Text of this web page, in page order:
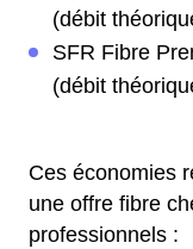
(débit
SFR Fibre
(débit
Ces économies
une offre fibre
professionnels :